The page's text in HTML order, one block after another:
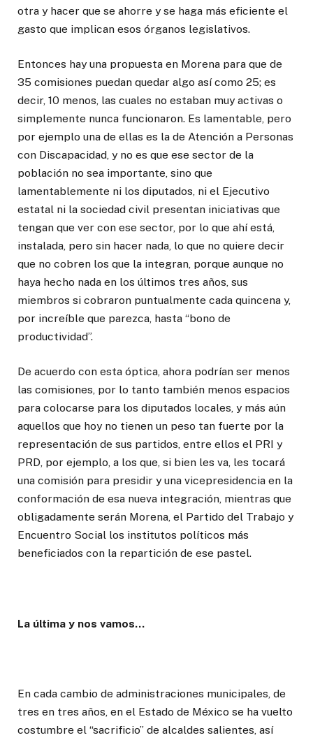
otra y hacer que se ahorre y se haga más eficiente el
gasto que implican esos órganos legislativos.
Entonces hay una propuesta en Morena para que de
35 comisiones puedan quedar algo así como 25; es
decir, 10 menos, las cuales no estaban muy activas o
simplemente nunca funcionaron. Es lamentable, pero
por ejemplo una de ellas es la de Atención a Personas
con Discapacidad, y no es que ese sector de la
población no sea importante, sino que
lamentablemente ni los diputados, ni el Ejecutivo
estatal ni la sociedad civil presentan iniciativas que
tengan que ver con ese sector, por lo que ahí está,
instalada, pero sin hacer nada, lo que no quiere decir
que no cobren los que la integran, porque aunque no
haya hecho nada en los últimos tres años, sus
miembros si cobraron puntualmente cada quincena y,
por increíble que parezca, hasta “bono de
productividad”.
De acuerdo con esta óptica, ahora podrían ser menos
las comisiones, por lo tanto también menos espacios
para colocarse para los diputados locales, y más aún
aquellos que hoy no tienen un peso tan fuerte por la
representación de sus partidos, entre ellos el PRI y
PRD, por ejemplo, a los que, si bien les va, les tocará
una comisión para presidir y una vicepresidencia en la
conformación de esa nueva integración, mientras que
obligadamente serán Morena, el Partido del Trabajo y
Encuentro Social los institutos políticos más
beneficiados con la repartición de ese pastel.
La última y nos vamos…
En cada cambio de administraciones municipales, de
tres en tres años, en el Estado de México se ha vuelto
costumbre el “sacrificio” de alcaldes salientes, así